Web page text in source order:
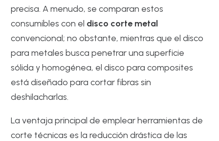
precisa. A menudo, se comparan estos
consumibles con el disco corte metal
convencional; no obstante, mientras que el disco
para metales busca penetrar una superficie
sólida y homogénea, el disco para composites
está diseñado para cortar fibras sin
deshilacharlas.
La ventaja principal de emplear herramientas de
corte técnicas es la reducción drástica de las